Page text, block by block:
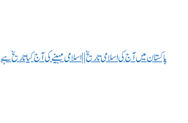
پاکستان میں آج کی اسلامی تاریخ || اسلامی مہینے کی آج کیا تاریخ ہے